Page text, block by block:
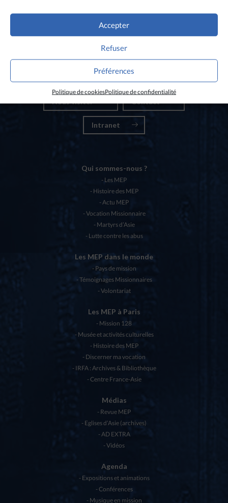
Accepter
Refuser
Préférences
Politique de cookiesPolitique de confidentialité
Nous visiter Contact
Intranet
Qui sommes-nous ?
Les MEP
Histoire des MEP
Actu MEP
Vocation Missionnaire
Martyrs d’Asie
Lutte contre les abus
Les MEP dans le monde
Pays de mission
Témoignages Missionnaires
Volontariat
Les MEP à Paris
Mission 128
Musée et activités culturelles
Histoire des MEP
Discerner ma vocation
IRFA : Archives & Bibliothèque
Centre France-Asie
Médias
Revue MEP
Eglises d’Asie (archives)
AD EXTRA
Vidéos
Agenda
Expositions et animations
Conférences
Musique en mission